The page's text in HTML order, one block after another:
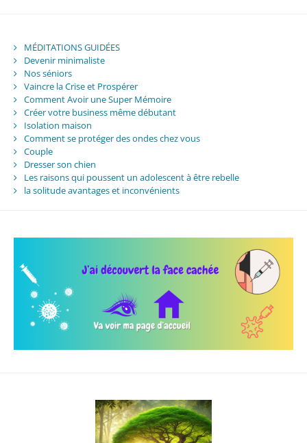
MÉDITATIONS GUIDÉES
Devenir minimaliste
Nos séniors
Vaincre la Crise et Prospérer
Comment Avoir une Super Mémoire
Créer votre business même débutant
Isolation maison
Comment se protéger des ondes chez vous
Couple
Dresser son chien
Les raisons qui poussent un adolescent à être rebelle
la solitude avantages et inconvénients